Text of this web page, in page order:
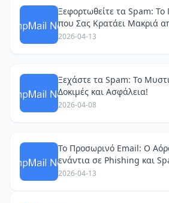
Ξεφορτωθείτε τα Spam:
που Σας Κρατάει Μακριά
Παρακολούθηση
2026-04-13
Ξεχάστε τα Spam: Το
Δοκιμές και Ασφάλεια!
2026-04-08
Το Προσωρινό Email: Ο
ενάντια σε Phishing και
2026-04-13